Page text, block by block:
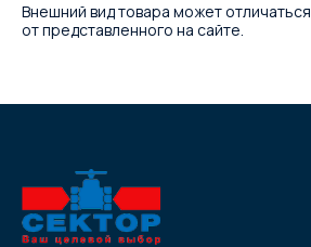
Внешний вид товара может отличаться
от представленного на сайте.